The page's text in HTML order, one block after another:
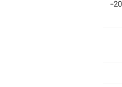
2025-